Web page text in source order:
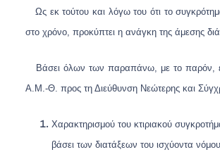
Ως εκ τούτου και λόγω του ότι το
στο χρόνο, προκύπτει η ανάγκη της άμεσης
Βάσει όλων των παραπάνω, με το παρόν,
Α.Μ.-Θ. προς τη Διεύθυνση Νεώτερης και
Χαρακτηρισμού του κτιριακού
βάσει των διατάξεων του ισχύοντα